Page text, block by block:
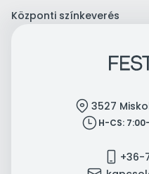
Központi színkeverés
location 3527
clock H-CS:
mobile +36-